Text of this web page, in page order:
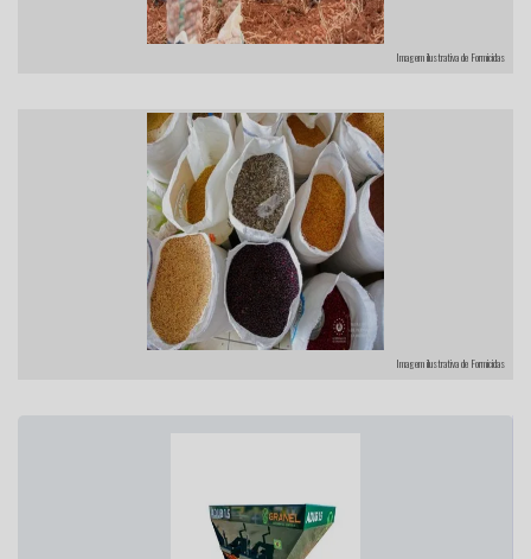
Imagem ilustrativa de Formicidas
Imagem ilustrativa de Formicidas